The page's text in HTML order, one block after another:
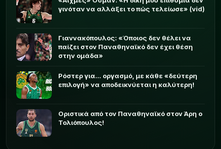
γινόταν να αλλάξει το πώς τελείωσε» (vid)
Γιαννακόπουλος: «Όποιος δεν θέλει να
παίζει στον Παναθηναϊκό δεν έχει θέση
στην ομάδα»
Ρόστερ για... οργασμό, με κάθε «δεύτερη
επιλογή» να αποδεικνύεται η καλύτερη!
Οριστικά από τον Παναθηναϊκό στον Άρη ο
Τολιόπουλος!